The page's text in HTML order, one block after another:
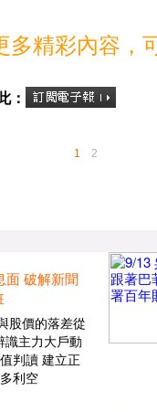
多精彩內容，
：
1 2
面 破解新聞
股價的落差從
主力大戶動
判讀 建立正
利空